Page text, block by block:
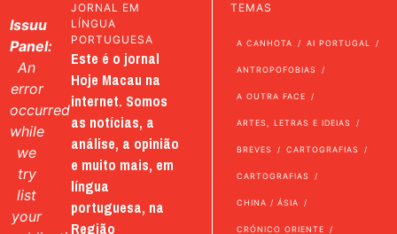
Issuu
Panel:
An
error
occurred
while
we
try
list
your
JORNAL EM
LÍNGUA
PORTUGUESA
Este é o jornal
Hoje Macau na
internet. Somos
as notícias, a
análise, a opinião
e muito mais, em
língua
portuguesa, na
Região
TEMAS
A CANHOTA AI PORTUGAL
ANTROPOFOBIAS
A OUTRA FACE
ARTES, LETRAS E IDEIAS
BREVES CARTOGRAFIAS
CARTOGRAFIAS
CHINA / ÁSIA
CRÓNICO ORIENTE